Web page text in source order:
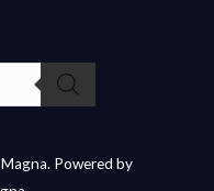
Powered by